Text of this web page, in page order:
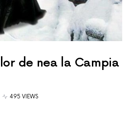
de nea la Campia
495 VIEWS